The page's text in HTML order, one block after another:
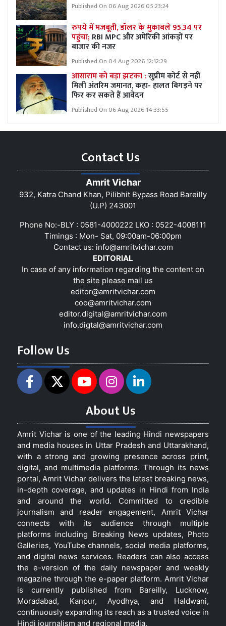
Published On 06 Aug 2026 05:23:24
रुपये में मजबूती, डॉलर के मुकाबले 95.34 पर
पहुंचा; RBI MPC और अमेरिकी आंकड़ों पर
बाजार की नजर
Published On 04 Aug 2026 12:12:29
आसाराम को बड़ा झटका :सुप्रीम कोर्ट से नहीं
मिली अंतरिम जमानत, कहा- हालत बिगड़ने पर
फिर कर सकते हैं आवेदन
Published On 06 Aug 2026 14:33:55
Contact Us
Amrit Vichar
932, Katra Chand Khan, Pilibhit Bypass Road Bareilly
(U.P) 243001
Phone No:-BLY : 0581-4000222 LKO : 0522-4008111
Timings : Mon- Sat, 09:00am-06:00pm
Contact us: info@amritvichar.com
EDITORIAL
In case of any information regarding the content on
the site please mail us
editor@amritvichar.com
coo@amritvichar.com
editor.digital@amritvichar.com
info.digtal@amritvichar.com
Follow Us
About Us
Amrit Vichar is one of the leading Hindi newspapers
and media houses in Uttar Pradesh and Uttarakhand,
with a strong and growing presence across print,
digital, and multimedia platforms. Through its news
portal, Amrit Vichar delivers the latest breaking news,
in-depth coverage, and updates in Hindi from India
and around the world. Committed to credible
journalism and reader engagement, Amrit Vichar
connects with its audience through multiple
platforms including Breaking News updates, Photo
Galleries, YouTube channels, social media platforms,
and digital news services. Readers can also access
the e-version of the daily newspaper and weekly
magazine through the e-paper platform. Amrit Vichar
is currently published from Bareilly, Lucknow,
Moradabad, Kanpur, Ayodhya, and Haldwani,
continuously expanding its reach as a trusted voice in
Hindi journalism and regional media.